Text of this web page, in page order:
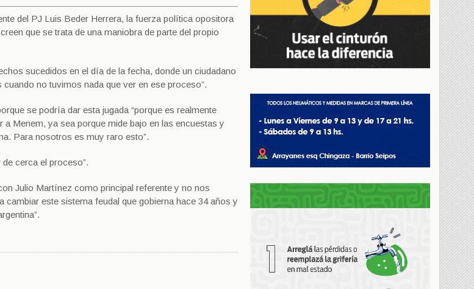
del PJ Luis Beder Herrera, la fuerza política opositora
que se trata de una maniobra de parte del propio
sucedidos en el día de la fecha, donde un ciudadano
no tuvimos nada que ver en ese proceso”.
se podría dar esta jugada “porque es realmente
Menem, ya sea porque mide bajo en las encuestas y
Para nosotros es muy raro esto”.
cerca el proceso”.
Julio Martínez como principal referente y no nos
este sistema feudal que gobierna hace 34 años y